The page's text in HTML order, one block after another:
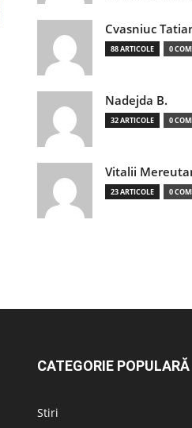
Cvasniuc
88 ARTICOLE 0
Nadejda B.
32 ARTICOLE 0
Vitalii
23 ARTICOLE 0
CATEGORIE POPULARĂ
Stiri